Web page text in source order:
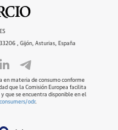
, Gijón, Asturias, España
en materia de consumo conforme
que la Comisión Europea facilita
que se encuentra disponible en el
odr.